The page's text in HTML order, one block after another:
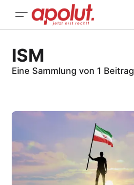
ISM
Eine Sammlung von 1 Beitrag